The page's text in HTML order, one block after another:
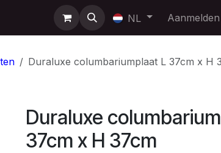
NL Aanmelden
Duraluxe columbariumplaat L 37cm x H
Duraluxe
37cm x H 37cm